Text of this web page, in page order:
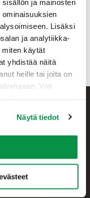
ja mainosten
Lisäksi
ja analytiikka-
miten käytät
yhdistää näitä
heille tai joita on
Voit
Näytä tiedot
ansioluetteloineen
31.5.2018.
12-16 ja 21.5. klo
puh. 0207 200 217.